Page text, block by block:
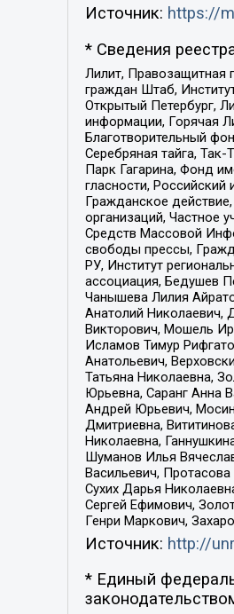
Источник: https://
* Сведения
Лилит, Правозащитная
граждан Штаб,
Открытый Петербург,
информации, Горячая
Благотворительный
Серебряная тайга,
Парк Гагарина, Фонд
гласности, Российский
Гражданское
организаций, Частное
Средств Массовой
свободы прессы,
РУ, Институт
ассоциация, Бедушев
Чанышева Лилия
Анатолий Николаевич,
Викторович, Мошель
Исламов Тимур
Анатольевич,
Татьяна Николаевна,
Юрьевна, Саранг Анна
Андрей Юрьевич,
Дмитриевна,
Николаевна,
Шуманов Илья
Васильевич,
Сухих Дарья
Сергей Ефимович,
Генри Маркович,
Источник: http://
* Единый